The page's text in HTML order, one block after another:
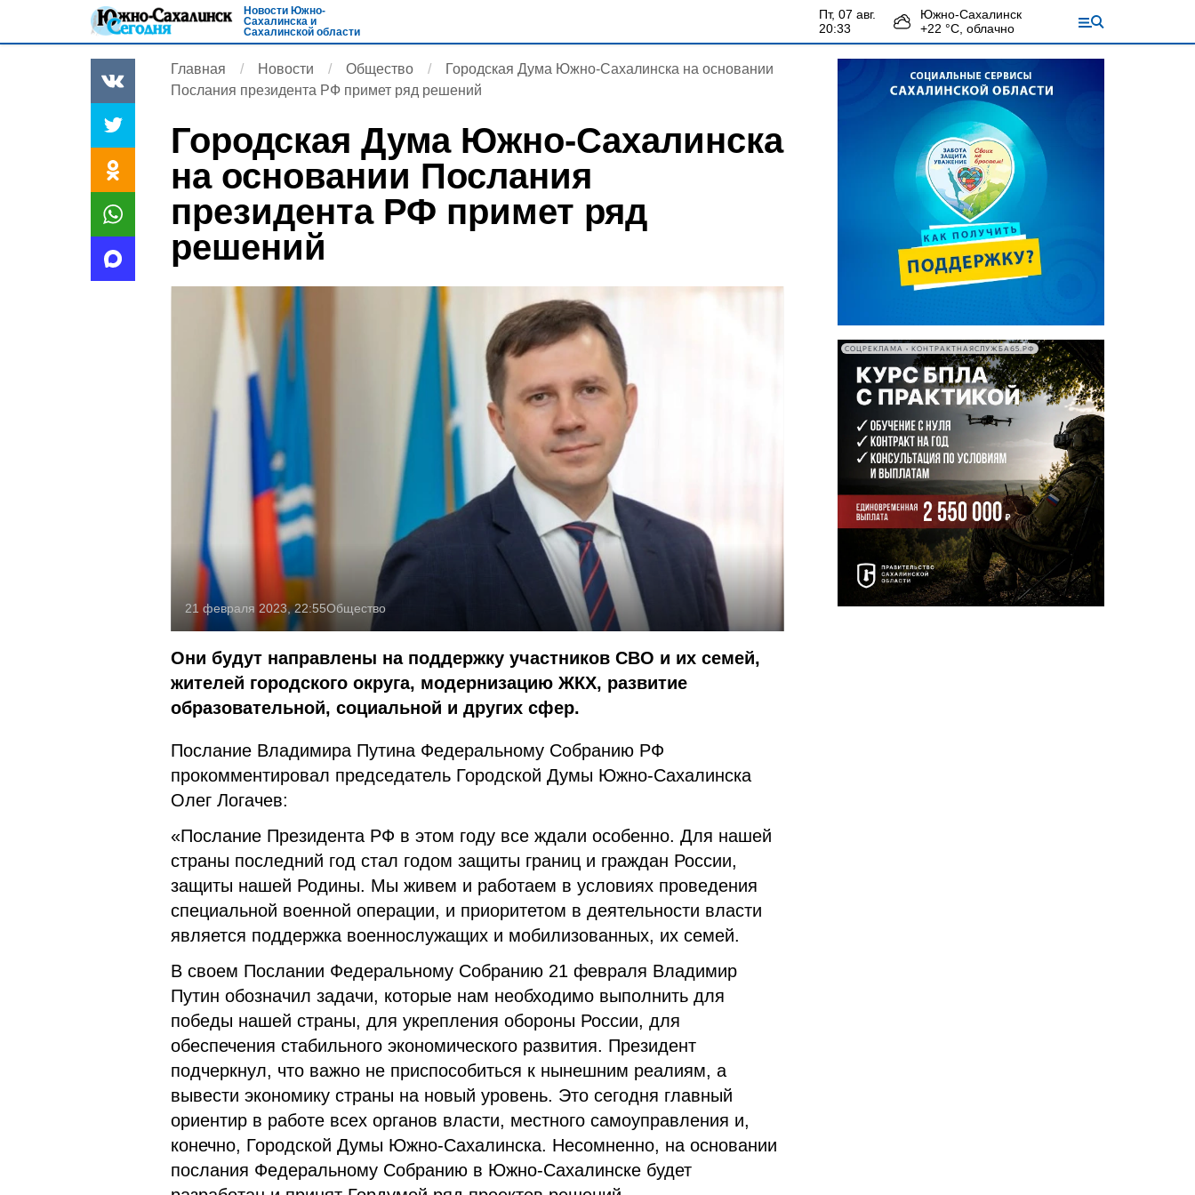
Новости Южно-
Сахалинска и
Сахалинской области
пт, 07 авг.
20:33
Южно-Сахалинск
+22 °С, облачно
Главная Новости Общество
Городская Дума Южно-Сахалинска на основании
Послания президента РФ примет ряд решений
Городская Дума Южно-Сахалинска
на основании Послания
президента РФ примет ряд
решений
21 февраля 2023, 22:55Общество
Они будут направлены на поддержку участников СВО и их семей,
жителей городского округа, модернизацию ЖКХ, развитие
образовательной, социальной и других сфер.
Послание Владимира Путина Федеральному Собранию РФ
прокомментировал председатель Городской Думы Южно-Сахалинска
Олег Логачев:
«Послание Президента РФ в этом году все ждали особенно. Для нашей
страны последний год стал годом защиты границ и граждан России,
защиты нашей Родины. Мы живем и работаем в условиях проведения
специальной военной операции, и приоритетом в деятельности власти
является поддержка военнослужащих и мобилизованных, их семей.
В своем Послании Федеральному Собранию 21 февраля Владимир
Путин обозначил задачи, которые нам необходимо выполнить для
победы нашей страны, для укрепления обороны России, для
обеспечения стабильного экономического развития. Президент
подчеркнул, что важно не приспособиться к нынешним реалиям, а
вывести экономику страны на новый уровень. Это сегодня главный
ориентир в работе всех органов власти, местного самоуправления и,
конечно, Городской Думы Южно-Сахалинска. Несомненно, на основании
послания Федеральному Собранию в Южно-Сахалинске будет
СОЦРЕКЛАМА • КОНТРАКТНАЯСЛУЖБА65.РФ